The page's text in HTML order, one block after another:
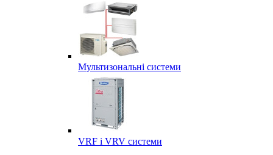
Мультизональні системи
VRF і VRV системи